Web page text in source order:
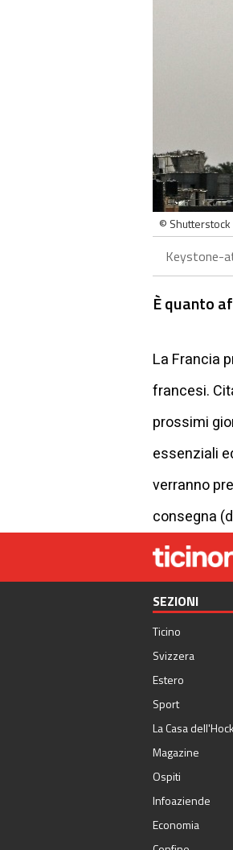
© Shutterstock
Keystone-
È quanto
La Francia
francesi.
prossimi
essenziali
verranno
consegna
SEZIONI
Ticino
Svizzera
Estero
Sport
La Casa
Magazine
Ospiti
Infoaziende
Economia